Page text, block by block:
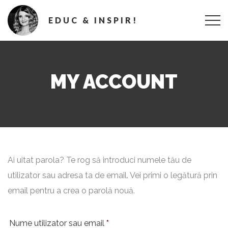
EDUC & INSPIR!
MY ACCOUNT
Ai uitat parola? Te rog să introduci numele tău de
utilizator sau adresa ta de email. Vei primi o legătură prin
email pentru a crea o parolă nouă.
Nume utilizator sau email *O